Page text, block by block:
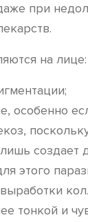
при
на лице:
особенно
создает
этого
тонкой и